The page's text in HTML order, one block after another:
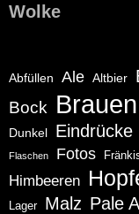
Wolke
Abfüllen Ale Altbier
Bock Brauen
Dunkel Eindrücke
Flaschen Fotos
Himbeeren
Lager
Malz Pale